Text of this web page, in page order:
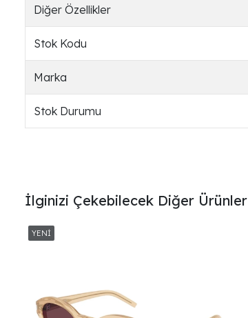
Diğer Özellikler
Stok Kodu
Marka
Stok Durumu
İlginizi Çekebilecek Diğer Ürünler